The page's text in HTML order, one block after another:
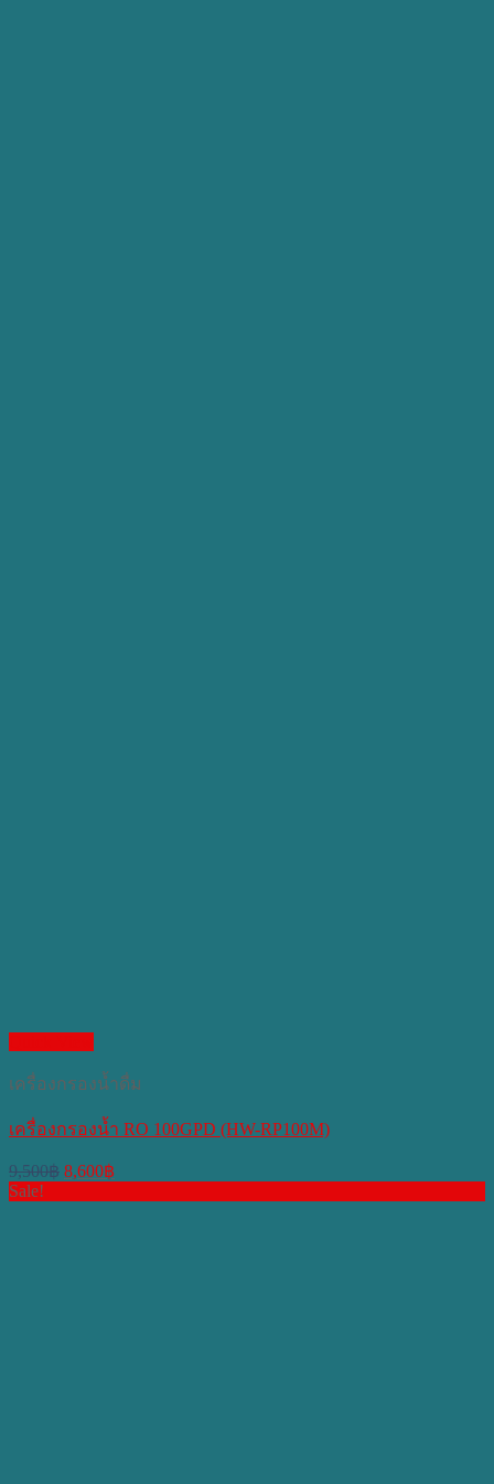
เครื่องกรองน้ำดื่ม
เครื่องกรองน้ำ RO 100GPD (HW-RP100M)
9,500฿ Original
8,600฿
Sale!